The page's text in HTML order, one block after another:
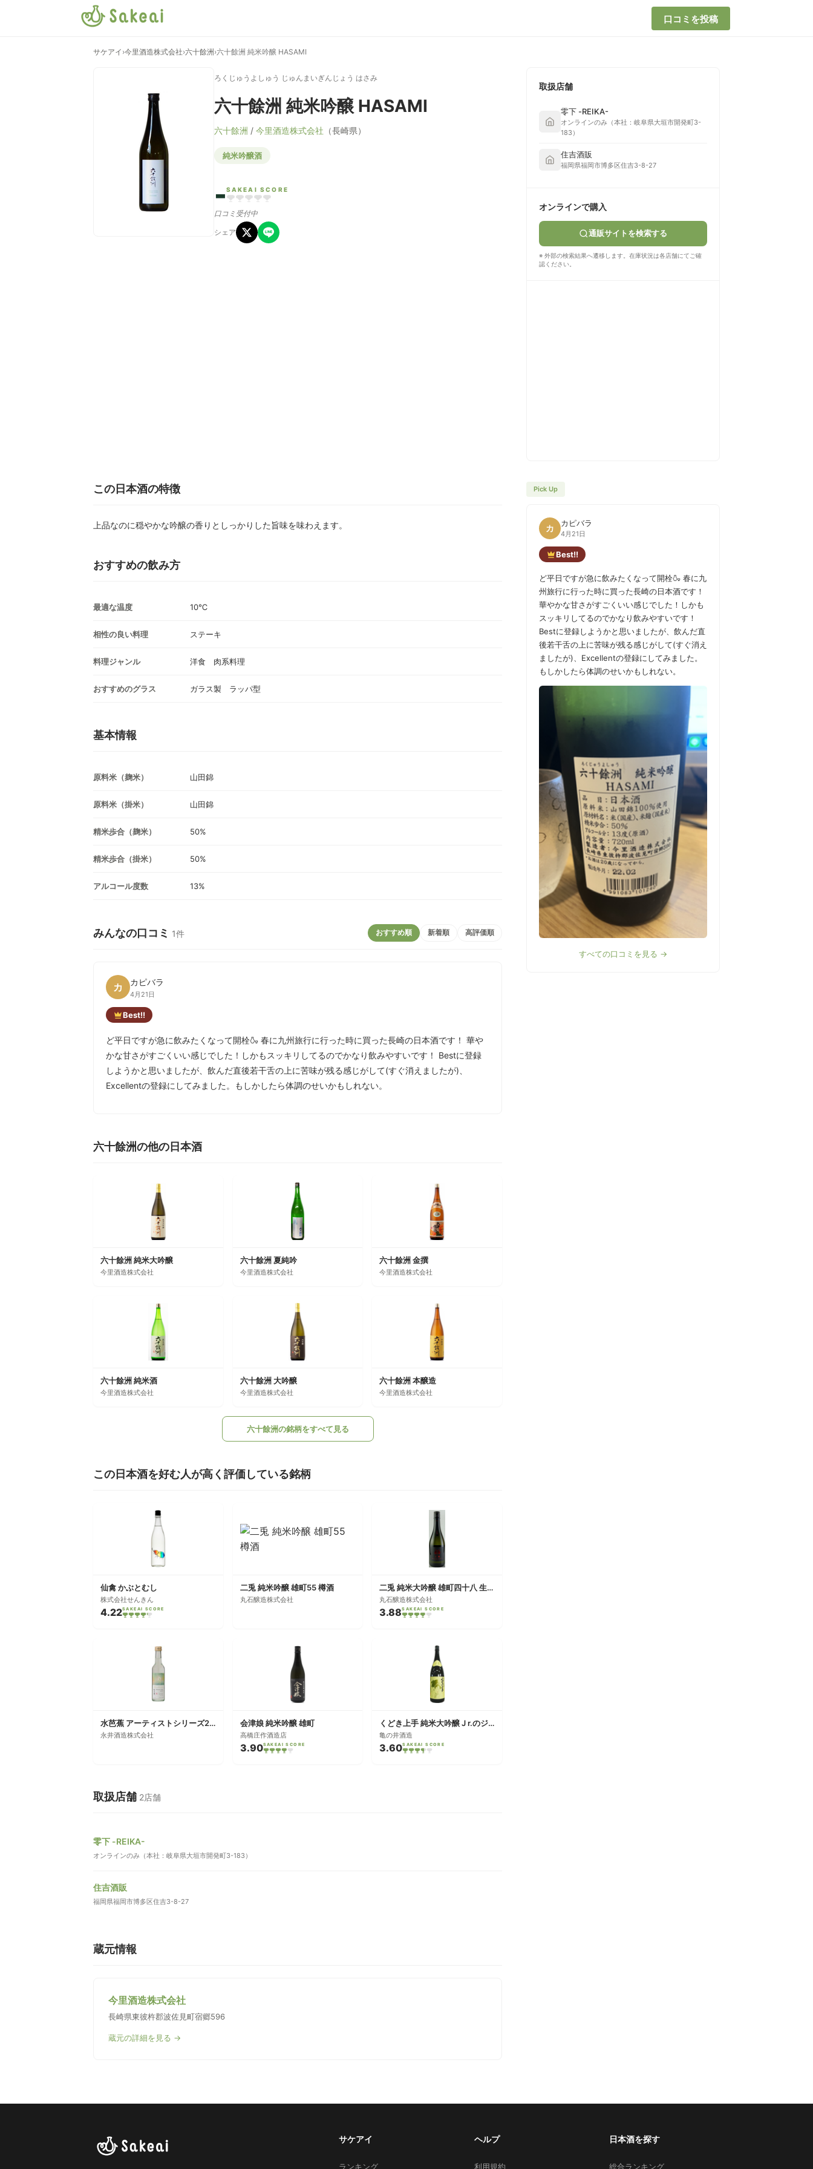
口コミを投稿
サケアイ ›今里酒造株式会社›六十餘洲 ›六十餘洲 純米吟醸 HASAMI
ろくじゅうよしゅう じゅんまいぎんじょう はさみ
六十餘洲 純米吟醸 HASAMI
六十餘洲 / 今里酒造株式会社 （長崎県）
純米吟醸酒
-SAKEAI SCORE
口コミ受付中
シェア
取扱店舗
零下 -REIKA-
オンラインのみ（本社：岐阜県大垣市開発町3-
183）
住吉酒販
福岡県福岡市博多区住吉3-8-27
オンラインで購入
通販サイトを検索する
※ 外部の検索結果へ遷移します。在庫状況は各店舗にてご確
認ください。
この日本酒の特徴
上品なのに穏やかな吟醸の香りとしっかりした旨味を味わえます。
おすすめの飲み方
最適な温度 10℃
相性の良い料理 ステーキ
料理ジャンル 洋食 肉系料理
おすすめのグラス ガラス製 ラッパ型
基本情報
原料米（麹米） 山田錦
原料米（掛米） 山田錦
精米歩合（麹米） 50%
精米歩合（掛米） 50%
アルコール度数 13%
みんなの口コミ 1件 おすすめ順 新着順 高評価順
カ カピバラ
4月21日
Best!!
ど平日ですが急に飲みたくなって開栓🍶 春に九州旅行に行った時に買った長崎の日本酒です！ 華や
かな甘さがすごくいい感じでした！しかもスッキリしてるのでかなり飲みやすいです！ Bestに登録
しようかと思いましたが、飲んだ直後若干舌の上に苦味が残る感じがして(すぐ消えましたが)、
Excellentの登録にしてみました。もしかしたら体調のせいかもしれない。
六十餘洲の他の日本酒
六十餘洲 純米大吟醸
今里酒造株式会社
六十餘洲 夏純吟
今里酒造株式会社
六十餘洲 金撰
今里酒造株式会社
六十餘洲 純米酒
今里酒造株式会社
六十餘洲 大吟醸
今里酒造株式会社
六十餘洲 本醸造
今里酒造株式会社
六十餘洲の銘柄をすべて見る
この日本酒を好む人が高く評価している銘柄
仙禽 かぶとむし
株式会社せんきん
4.22SAKEAI SCORE
二兎 純米吟醸 雄町55 樽酒
丸石醸造株式会社
二兎 純米大吟醸 雄町四十八 生原酒
丸石醸造株式会社
3.88SAKEAI SCORE
水芭蕉 アーティストシリーズ2020 デザート酒
永井酒造株式会社
会津娘 純米吟醸 雄町
高橋庄作酒造店
3.90SAKEAI SCORE
くどき上手 純米大吟醸 J r.のジューシー辛口
亀の井酒造
3.60SAKEAI SCORE
取扱店舗 2店舗
零下 -REIKA-
オンラインのみ（本社：岐阜県大垣市開発町3-183）
住吉酒販
福岡県福岡市博多区住吉3-8-27
蔵元情報
今里酒造株式会社
長崎県東彼杵郡波佐見町宿郷596
蔵元の詳細を見る →
Pick Up
カ カピバラ
4月21日
Best!!
ど平日ですが急に飲みたくなって開栓🍶 春に九
州旅行に行った時に買った長崎の日本酒です！
華やかな甘さがすごくいい感じでした！しかも
スッキリしてるのでかなり飲みやすいです！
Bestに登録しようかと思いましたが、飲んだ直
後若干舌の上に苦味が残る感じがして(すぐ消え
ましたが)、Excellentの登録にしてみました。
もしかしたら体調のせいかもしれない。
すべての口コミを見る →
サケアイ
ランキング
ヘルプ
利用規約
日本酒を探す
総合ランキング